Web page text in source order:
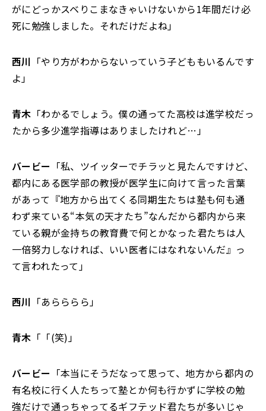
がにどっかスベりこまなきゃいけないから1年間だけ必
死に勉強しました。それだけだよね」
西川 「やり方がわからないっていう子どももいるんです
よ」
青木 「わかるでしょう。僕の通ってた高校は進学校だっ
たから多少進学指導はありましたけれど…」
バービー 「私、ツイッターでチラッと見たんですけど、
都内にある医学部の教授が医学生に向けて言った言葉
があって『地方から出てくる同期生たちは塾も何も通
わず来ている“本気の天才たち”なんだから都内から来
ている親が金持ちの教育費で何とかなった君たちは人
一倍努力しなければ、いい医者にはなれないんだ』っ
て言われたって」
西川 「あらららら」
青木 「「(笑)」
バービー 「本当にそうだなって思って、地方から都内の
有名校に行く人たちって塾とか何も行かずに学校の勉
強だけで通っちゃってるギフテッド君たちが多いじゃ